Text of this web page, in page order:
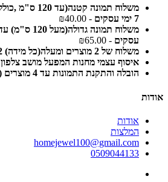
7 ימי עסקים
- ₪40.00
עסקים - ₪65.00
משלוח של 2 מוצרים ומעלה(כל מידה) 5-12 ימי עסקים
איסוף עצמי מחנות המפעל מושב צלפון
הובלה והתקנת התמונות עד 4 מוצרים (לא באילת)
אודות
אודות
המלצות
homejewel100@gmail.com
0509044133